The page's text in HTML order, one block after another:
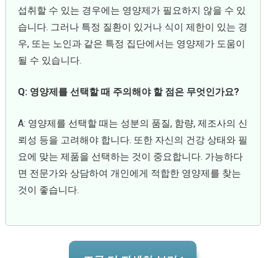
섭취할 수 있는 경우에는 영양제가 필요하지 않을 수 있
습니다. 그러나 특정 질환이 있거나 식이 제한이 있는 경
우, 또는 노인과 같은 특정 집단에서는 영양제가 도움이
될 수 있습니다.
Q: 영양제를 선택할 때 주의해야 할 점은 무엇인가요?
A: 영양제를 선택할 때는 성분의 품질, 함량, 제조사의 신
뢰성 등을 고려해야 합니다. 또한 자신의 건강 상태와 필
요에 맞는 제품을 선택하는 것이 중요합니다. 가능하다
면 전문가와 상담하여 개인에게 적합한 영양제를 찾는
것이 좋습니다.